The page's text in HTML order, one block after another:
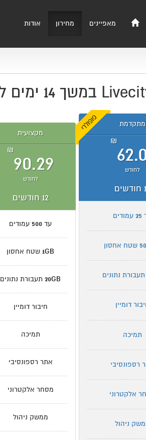
מאפיינים מחירון אודות
מתקדמת
₪
לחודש
חודשים
25 עמודים
שטח אחסון
תעבורת נתונים
דומיין
תמיכה
רספונסיבי
אלקטרוני
ניהול
מקצועית
₪
90.29
לחודש
12 חודשים
עד500 עמודים
1GB שטח אחסון
20GB תעבורת נתונים
חיבור דומיין
תמיכה
אתר רספונסיבי
מסחר אלקטרוני
ממשק ניהול